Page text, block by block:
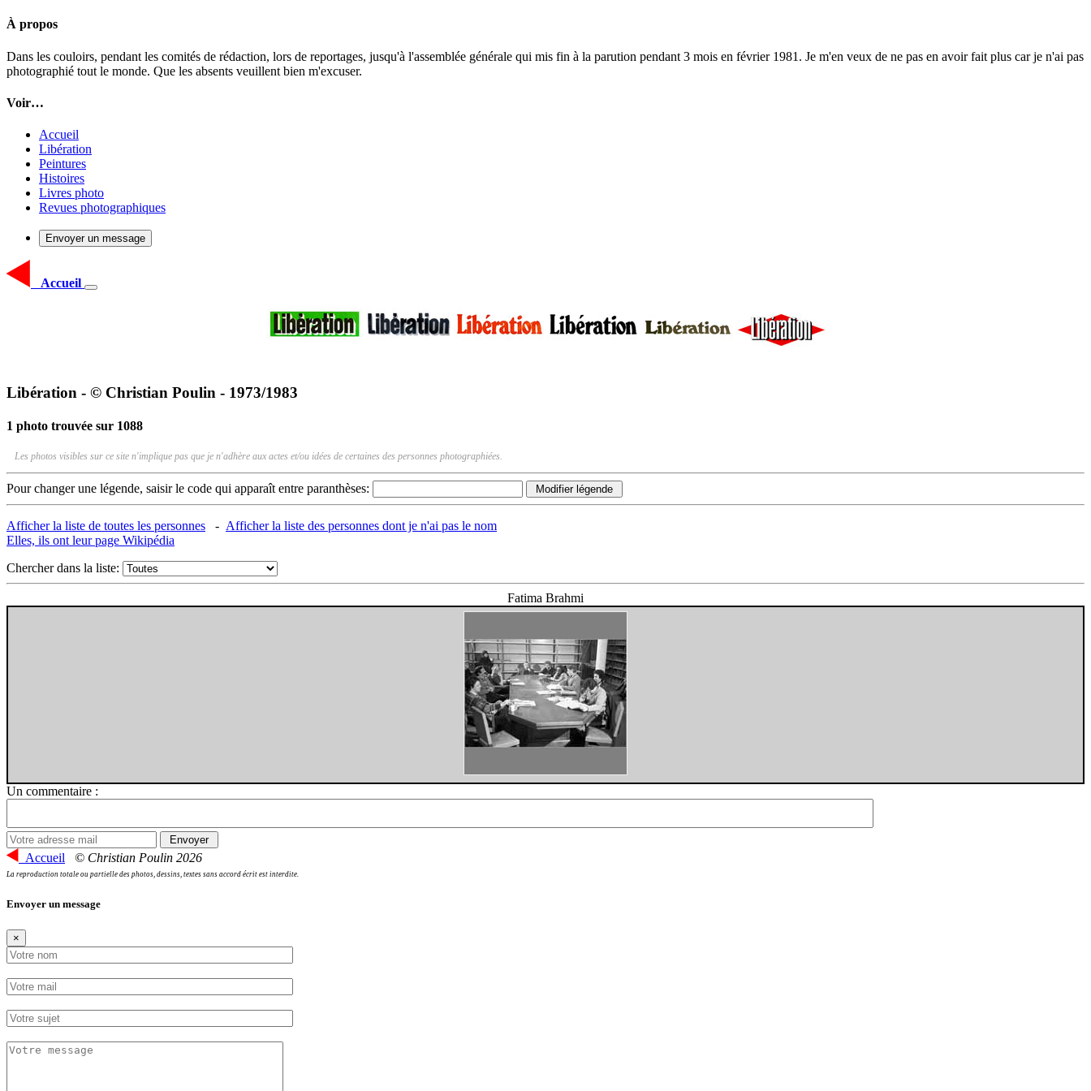
À propos
Dans les couloirs, pendant les comités de rédaction, lors de reportages, jusqu'à l'assemblée générale qui mis fin à la parution pendant 3 mois en février 1981. Je m'en veux de ne pas en avoir fait plus car je n'ai pas
photographié tout le monde. Que les absents veuillent bien m'excuser.
Voir…
Accueil
Libération
Peintures
Histoires
Livres photo
Revues photographiques
Envoyer un message
Accueil
Libération - © Christian Poulin - 1973/1983
1 photo trouvée sur 1088
Les photos visibles sur ce site n'implique pas que je n'adhère aux actes et/ou idées de certaines des personnes photographiées.
Pour changer une légende, saisir le code qui apparaît entre paranthèses:
Afficher la liste de toutes les personnes - Afficher la liste des personnes dont je n'ai pas le nom
Elles, ils ont leur page Wikipédia
Chercher dans la liste:
Fatima Brahmi
Un commentaire :
Accueil © Christian Poulin 2026
La reproduction totale ou partielle des photos, dessins, textes sans accord écrit est interdite.
Envoyer un message
×